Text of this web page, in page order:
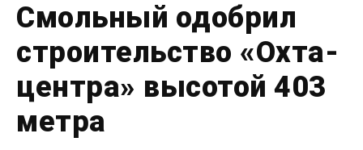
Смольный одобрил
строительство «Охта-
центра» высотой 403
метра